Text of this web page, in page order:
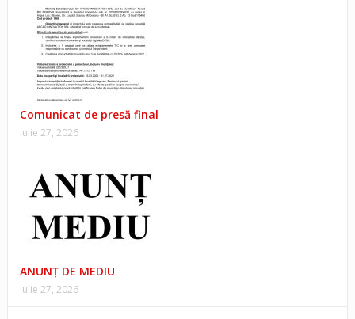
Comunicat de presă final
iulie 27, 2026
ANUNŢ DE MEDIU
iulie 27, 2026